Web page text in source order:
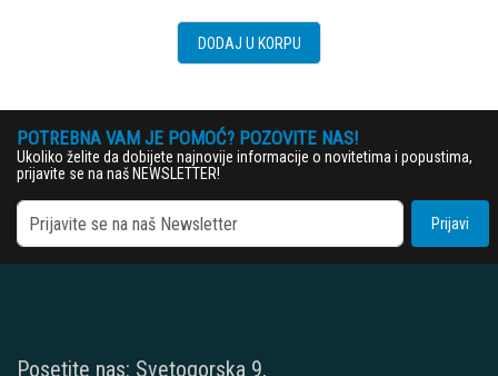
DODAJ U KORPU
POTREBNA VAM JE POMOĆ? POZOVITE NAS!
Ukoliko želite da dobijete najnovije informacije o novitetima i popustima,
prijavite se na naš NEWSLETTER!
Prijavi
Posetite nas: Svetogorska 9,